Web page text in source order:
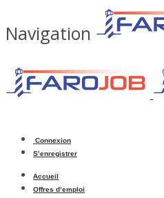
Navigation
Connexion
S’enregistrer
Accueil
Offres d’emploi